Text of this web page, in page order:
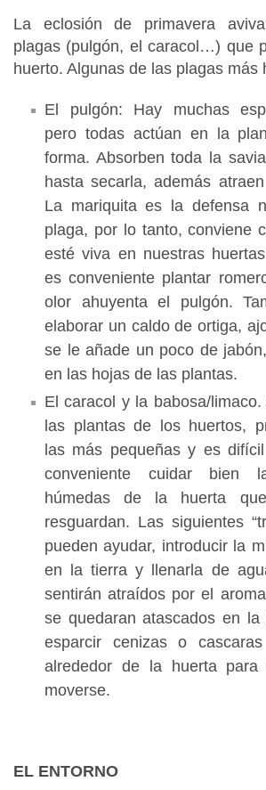
La eclosión de primavera
plagas (pulgón, el caracol…) que
huerto. Algunas de las plagas más
El pulgón: Hay muchas
pero todas actúan en la
forma. Absorben toda la
hasta secarla, además
La mariquita es la defensa
plaga, por lo tanto, conviene
esté viva en nuestras
es conveniente plantar
olor ahuyenta el pulgón.
elaborar un caldo de ortiga,
se le añade un poco de
en las hojas de las plantas.
El caracol y la babosa/
las plantas de los huertos,
las más pequeñas y es
conveniente cuidar bien
húmedas de la huerta
resguardan. Las siguientes
pueden ayudar, introducir la
en la tierra y llenarla de
sentirán atraídos por el
se quedaran atascados en la
esparcir cenizas o
alrededor de la huerta para
moverse.
EL ENTORNO